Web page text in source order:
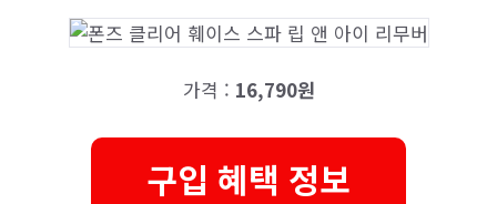
가격 : 16,790원
구입 혜택 정보